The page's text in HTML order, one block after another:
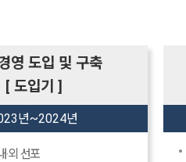
영 도입 및 구축
[ 도입기 ]
년~2024년
·외 선포